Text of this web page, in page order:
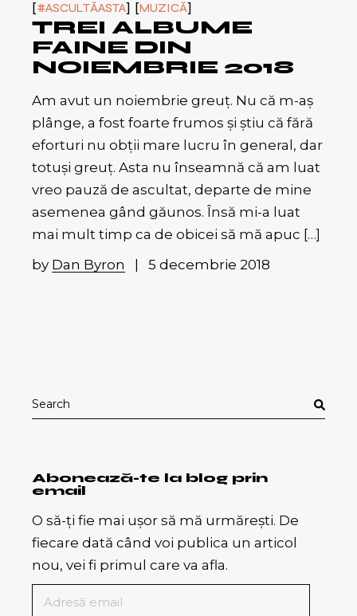
#ASCULTĂASTA MUZICĂ
TREI ALBUME
FAINE DIN
NOIEMBRIE 2018
Am avut un noiembrie greuț. Nu că m-aș
plânge, a fost foarte frumos și știu că fără
eforturi nu obții mare lucru în general, dar
totuși greuț. Asta nu înseamnă că am luat
vreo pauză de ascultat, departe de mine
asemenea gând găunos. Însă mi-a luat
mai mult timp ca de obicei să mă apuc […]
by Dan Byron 5 decembrie 2018
Search
for:
Abonează-te la blog prin
email
O să-ți fie mai ușor să mă urmărești. De
fiecare dată când voi publica un articol
nou, vei fi primul care va afla.
Adresă
email